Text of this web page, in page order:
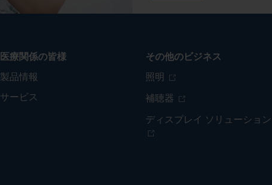
医療関係の皆様
製品情報
サービス
その他のビジネス
照明
補聴器
ディスプレイ ソリューション